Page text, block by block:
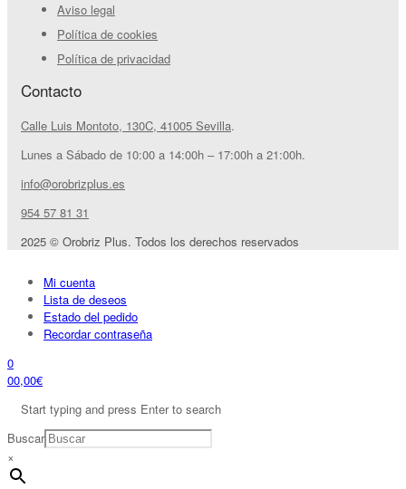
Aviso legal
Política de cookies
Política de privacidad
Contacto
Calle Luis Montoto, 130C, 41005 Sevilla.
Lunes a Sábado de 10:00 a 14:00h – 17:00h a 21:00h.
info@orobrizplus.es
954 57 81 31
2025 © Orobriz Plus. Todos los derechos reservados
Mi cuenta
Lista de deseos
Estado del pedido
Recordar contraseña
0
00,00€
Start typing and press Enter to search
Buscar
×